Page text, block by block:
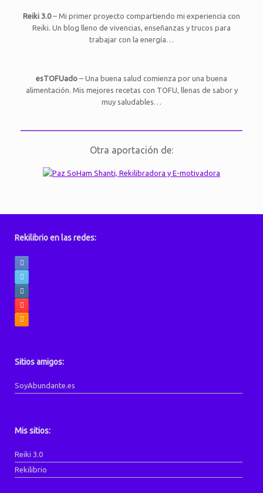
Reiki 3.0– Mi primer proyecto compartiendo mi experiencia con
Reiki. Un blog lleno de vivencias, enseñanzas y trucos para
trabajar con la energía…
esTOFUado – Una buena salud comienza por una buena
alimentación. Mis mejores recetas con TOFU, llenas de sabor y
muy saludables…
Otra aportación de:
Rekilibrio en las redes:
Sitios amigos:
SoyAbundante.es
Mis sitios:
Reiki 3.0
Rekilibrio